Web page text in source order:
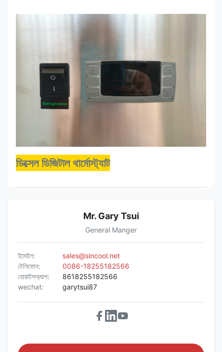
ডিক্সেল ডিজিটাল থার্মোস্ট্যাট
Mr. Gary Tsui
General Manger
ইমেইল:
sales@sincool.net
টেলিফোন:
0086-18255182566
হোয়াটসঅ্যাপ:
8618255182566
wechat:
garytsui87